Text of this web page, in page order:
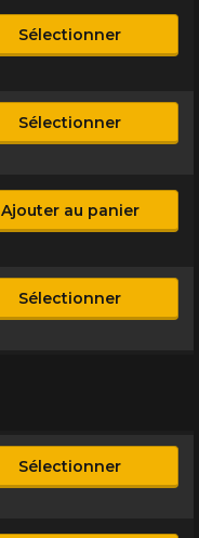
Sélectionner
Sélectionner
Ajouter au panier
Sélectionner
Sélectionner